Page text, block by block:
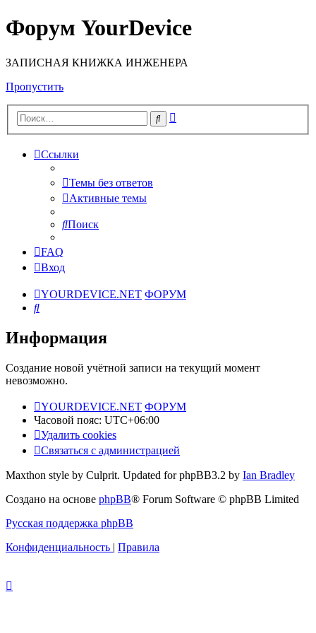
Форум YourDevice
ЗАПИСНАЯ КНИЖКА ИНЖЕНЕРА
Пропустить
Поиск
Ссылки
Темы без ответов
Активные темы
Поиск
FAQ
Вход
YOURDEVICE.NET ФОРУМ
Поиск
Информация
Создание новой учётной записи на текущий момент
невозможно.
YOURDEVICE.NET ФОРУМ
Часовой пояс: UTC+06:00
Удалить cookies
Связаться с администрацией
Maxthon style by Culprit. Updated for phpBB3.2 by Ian Bradley
Создано на основе phpBB® Forum Software © phpBB Limited
Русская поддержка phpBB
Конфиденциальность | Правила